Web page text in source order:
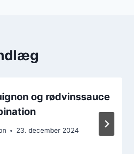
og rødvinssauce
23. december 2024